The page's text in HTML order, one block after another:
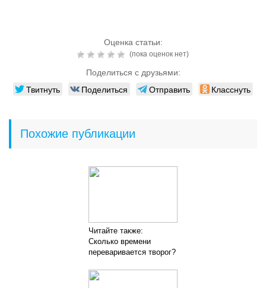
Оценка статьи:
(пока оценок нет)
Поделиться с друзьями:
Твитнуть Поделиться Отправить Класснуть
Похожие публикации
Читайте также:
Сколько времени
переваривается творог?